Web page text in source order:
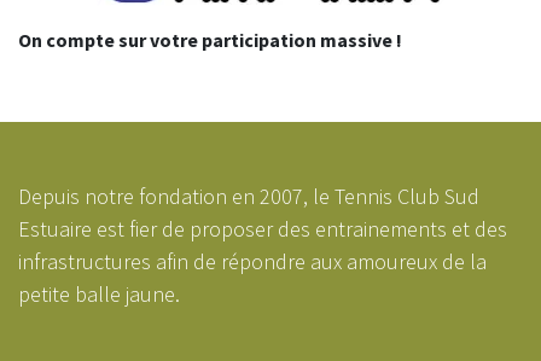
On compte sur votre participation massive !
Depuis notre fondation en 2007, le Tennis Club Sud
Estuaire est fier de proposer des entrainements et des
infrastructures afin de répondre aux amoureux de la
petite balle jaune.